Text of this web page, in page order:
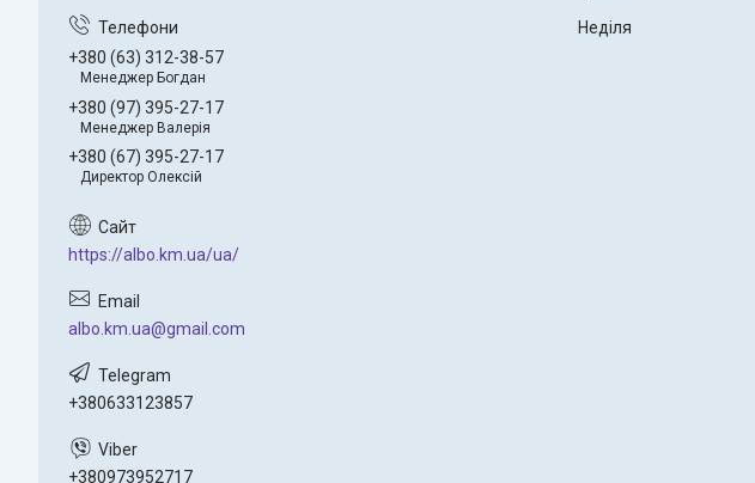
+380 (63) 312-38-57
Менеджер Богдан
+380 (97) 395-27-17
Менеджер Валерія
+380 (67) 395-27-17
Директор Олексій
https://albo.km.ua/ua/
albo.km.ua@gmail.com
+380633123857
+380973952717
Неділя